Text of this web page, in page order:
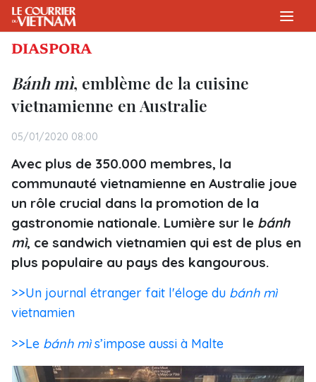
DIASPORA
Bánh mì, emblème de la cuisine
vietnamienne en Australie
05/01/2020 08:00
Avec plus de 350.000 membres, la
communauté vietnamienne en Australie joue
un rôle crucial dans la promotion de la
gastronomie nationale. Lumière sur le bánh
mì, ce sandwich vietnamien qui est de plus en
plus populaire au pays des kangourous.
>>Un journal étranger fait l'éloge du bánh mì
vietnamien
>>Le bánh mìs’impose aussi à Malte